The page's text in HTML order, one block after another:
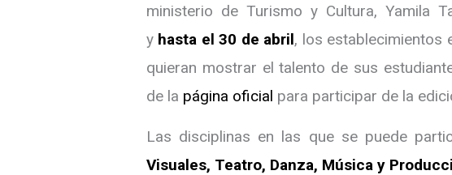
ministerio de Turismo y Cultura, Yamila
y hasta el 30 de abril, los establecimientos
quieran mostrar el talento de sus
de la página oficial para participar de la
Las disciplinas en las que se puede
Visuales, Teatro, Danza, Música y